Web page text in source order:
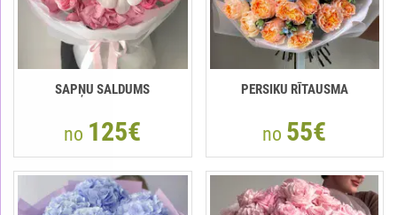
SAPŅU SALDUMS
no 125€
PERSIKU RĪTAUSMA
no 55€